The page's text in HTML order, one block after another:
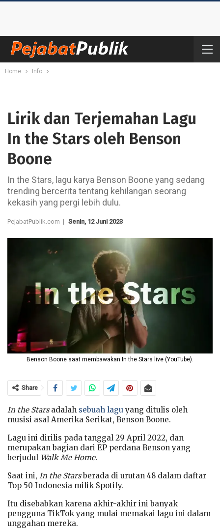
Home Info
Lirik dan Terjemahan Lagu
In the Stars oleh Benson
Boone
In the Stars, lagu karya Benson Boone yang sedang
trending bercerita tentang kehilangan seorang
kekasih yang pergi lebih dulu.
PejabatPublik.com | Senin, 12 Juni 2023
Benson Boone saat membawakan In the Stars live (YouTube).
Share
In the Starsadalah sebuah laguyang ditulis oleh
musisi asal Amerika Serikat, Benson Boone.
Lagu ini dirilis pada tanggal 29 April 2022, dan
merupakan bagian dari EP perdana Benson yang
berjudul Walk Me Home.
Saat ini, In the Starsberada di urutan 48 dalam daftar
Top 50 Indonesia milik Spotify.
Itu disebabkan karena akhir-akhir ini banyak
pengguna TikTok yang mulai memakai lagu ini dalam
unggahan mereka.